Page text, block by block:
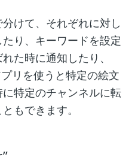
けて、それぞれに対し
り、キーワードを設定
た時に通知したり、
リを使うと特定の絵文
特定のチャンネルに転
もできます。